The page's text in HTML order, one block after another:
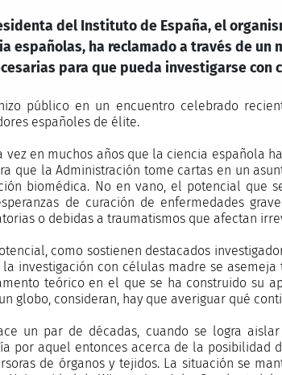
del Instituto de España, el
españolas, ha reclamado a través de
para que pueda investigarse con
público en un encuentro celebrado
españoles de élite.
vez en muchos años que la ciencia española
que la Administración tome cartas en un
biomédica. No en vano, el potencial que
de curación de enfermedades
o debidas a traumatismos que afectan
como sostienen destacados
investigación con células madre se
teórico en el que se ha construido su
globo, consideran, hay que averiguar qué
un par de décadas, cuando se logra
por aquel entonces acerca de la posibilidad
de órganos y tejidos. La situación se